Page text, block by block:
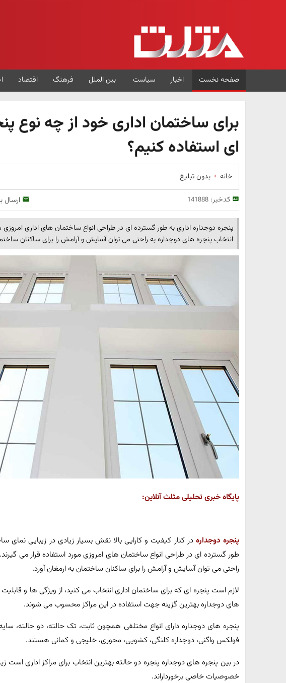
صفحه نخست اخبار سیاست بین الملل فرهنگ اقتصاد
برای ساختمان اداری خود از چه نوع
ای استفاده کنیم؟
خانه بدون تبلیغ
کدخبر:141888 ارسال
پنجره دوجداره اداری به طور گسترده ای در طراحی انواع ساختمان های اداری امروزی
انتخاب پنجره های دوجداره به راحتی می توان آسایش و آرامش را برای ساکنان
پایگاه خبری تحلیلی مثلث آنلاین:
پنجره دوجداره در کنار کیفیت و کارایی بالا نقش بسیار زیادی در زیبایی نمای
طور گسترده ای در طراحی انواع ساختمان های امروزی مورد استفاده قرار می
راحتی می توان آسایش و آرامش را برای ساکنان ساختمان به ارمغان آورد.
لازم است پنجره ای که برای ساختمان اداری انتخاب می کنید، از ویژگی ها و
های دوجداره بهترین گزینه جهت استفاده در این مراکز محسوب می شوند.
پنجره های دوجداره دارای انواع مختلفی همچون ثابت، تک حالته، دو حالته، سایه
فولکس واگنی، دوجداره کلنگی، کشویی، محوری، خلیجی و کمانی هستند.
در بین پنجره های دوجداره پنجره دو حالته بهترین انتخاب برای مراکز اداری است
خصوصیات خاصی برخورداراند.